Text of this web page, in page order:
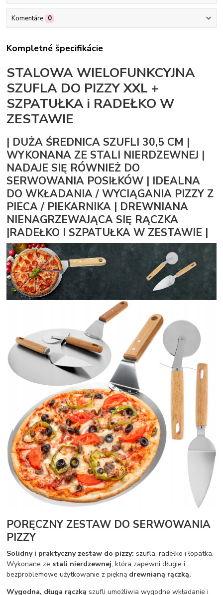
Komentáre 0
Kompletné špecifikácie
STALOWA WIELOFUNKCYJNA
SZUFLA DO PIZZY XXL +
SZPATUŁKA i RADEŁKO W
ZESTAWIE
| DUŻA ŚREDNICA SZUFLI 30,5 CM |
WYKONANA ZE STALI NIERDZEWNEJ |
NADAJE SIĘ RÓWNIEŻ DO
SERWOWANIA POSIŁKÓW | IDEALNA
DO WKŁADANIA / WYCIĄGANIA PIZZY Z
PIECA / PIEKARNIKA | DREWNIANA
NIENAGRZEWAJĄCA SIĘ RĄCZKA
|RADEŁKO I SZPATUŁKA W ZESTAWIE |
PORĘCZNY ZESTAW DO SERWOWANIA
PIZZY
Solidny i praktyczny zestaw do pizzy: szufla, radełko i łopatka.
Wykonane ze stali nierdzewnej, która zapewni długie i
bezproblemowe użytkowanie z piękną drewnianą rączką.
Wygodna, długa rączką szufli umożliwia wygodne wkładanie i